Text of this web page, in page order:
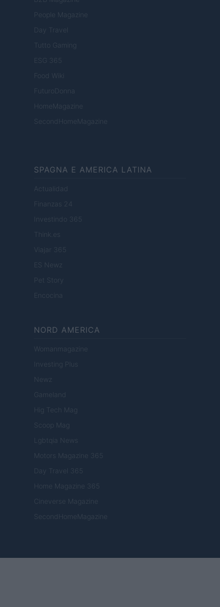
People Magazine
Day Travel
Tutto Gaming
ESG 365
Food Wiki
FuturoDonna
HomeMagazine
SecondHomeMagazine
SPAGNA E AMERICA LATINA
Actualidad
Finanzas 24
Investindo 365
Think.es
Viajar 365
ES Newz
Pet Story
Encocina
NORD AMERICA
Womanmagazine
Investing Plus
Newz
Gameland
Hig Tech Mag
Scoop Mag
Lgbtqia News
Motors Magazine 365
Day Travel 365
Home Magazine 365
Cineverse Magazine
SecondHomeMagazine